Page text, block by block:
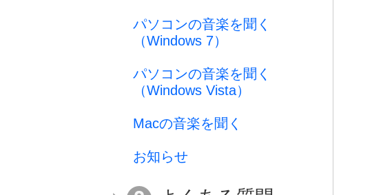
パソコンの音楽を聞く
（Windows 7）
パソコンの音楽を聞く
（Windows Vista）
Macの音楽を聞く
お知らせ